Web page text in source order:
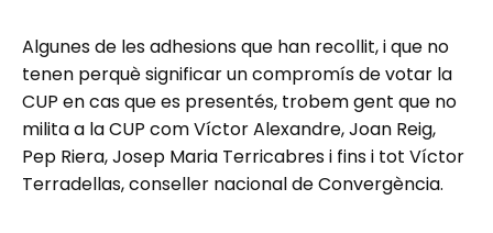
Algunes de les adhesions que han recollit, i que no
tenen perquè significar un compromís de votar la
CUP en cas que es presentés, trobem gent que no
milita a la CUP com Víctor Alexandre, Joan Reig,
Pep Riera, Josep Maria Terricabres i fins i tot Víctor
Terradellas, conseller nacional de Convergència.